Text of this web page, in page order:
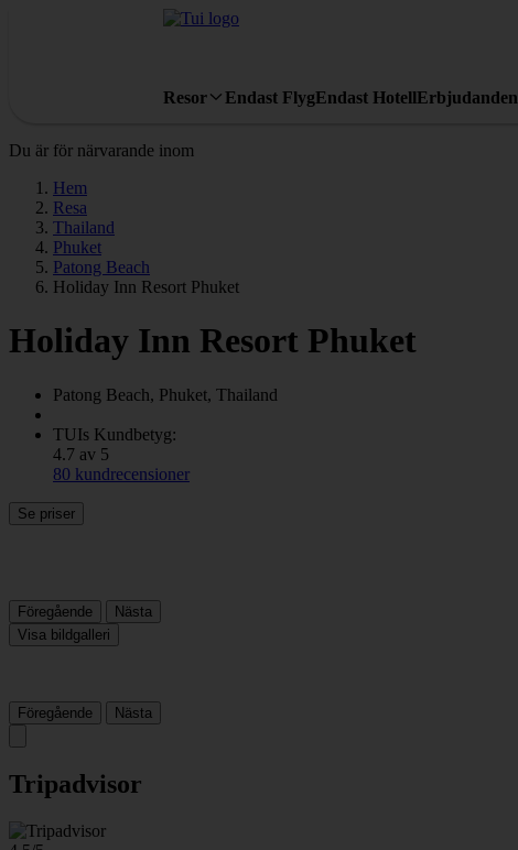
Resor Endast FlygEndast HotellErbjudanden
Du är för närvarande inom
Hem
Resa
Thailand
Phuket
Patong Beach
Holiday Inn Resort Phuket
Holiday Inn Resort Phuket
Patong Beach, Phuket, Thailand
TUIs Kundbetyg:
4.7 av 5
80 kundrecensioner
Se priser
Föregående
Nästa
Visa bildgalleri
Föregående Nästa
Tripadvisor